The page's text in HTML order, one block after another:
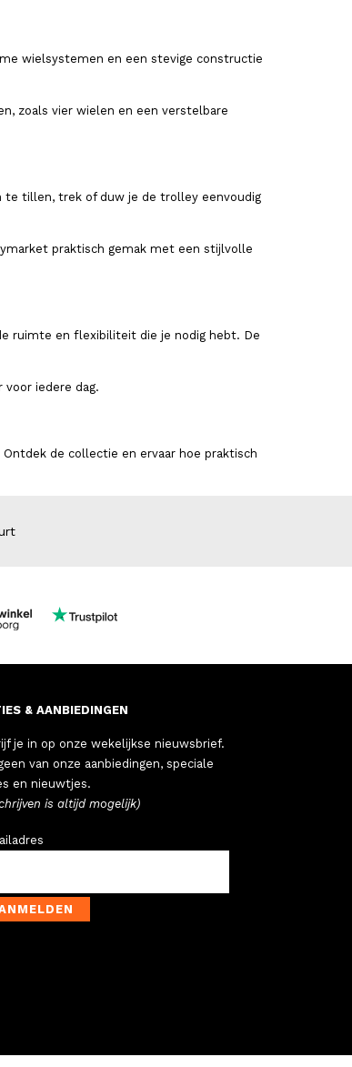
wielsystemen en een stevige constructie
zoals vier wielen en een verstelbare
te tillen, trek of duw je de trolley eenvoudig
praktisch gemak met een stijlvolle
ruimte en flexibiliteit die je nodig hebt. De
iedere dag.
de collectie en ervaar hoe praktisch
& AANBIEDINGEN
je in op onze wekelijkse nieuwsbrief.
van onze aanbiedingen, speciale
en nieuwtjes.
is altijd mogelijk)